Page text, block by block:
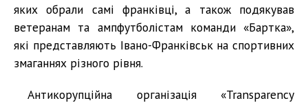
яких обрали самі франківці, а також подякував
ветеранам та ампфутболістам команди «Бартка»,
які представляють Івано-Франківськ на спортивних
змаганнях різного рівня.
Антикорупційна організація «Transparency